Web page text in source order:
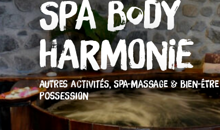
Spa Body
Harmonie
AUTRES ACTIVITÉS, SPA-MASSAGE & BIEN-ÊTRE
POSSESSION